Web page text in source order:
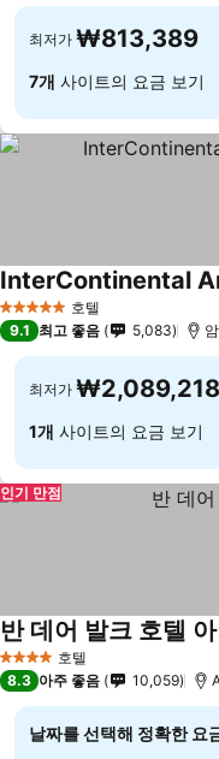
최저가 ₩813,389
7개 사이트의 요금 보기
5 성급 호텔
InterContinental
9.1 최고 좋음 5,083
최저가 ₩2,089,218
1개 사이트의 요금 보기
인기 만점
4 성급 호텔
반 데어 발크 호텔
8.3 아주 좋음 10,059
날짜를 선택해 정확한 요